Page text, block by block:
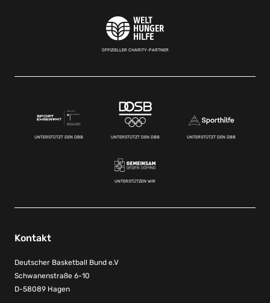
OFFIZIELLER CHARITY-PARTNER
UNTERSTÜTZT DEN DBB UNTERSTÜTZT DEN DBB UNTERSTÜTZT DEN DBB
UNTERSTÜTZEN WIR
Kontakt
Deutscher Basketball Bund e.V
Schwanenstraße 6-10
D-58089 Hagen